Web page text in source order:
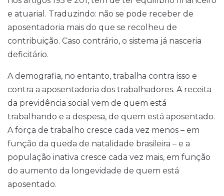
e atuarial. Traduzindo: não se pode receber de
aposentadoria mais do que se recolheu de
contribuição. Caso contrário, o sistema já nasceria
deficitário.
A demografia, no entanto, trabalha contra isso e
contra a aposentadoria dos trabalhadores. A receita
da previdência social vem de quem está
trabalhando e a despesa, de quem está aposentado.
A força de trabalho cresce cada vez menos – em
função da queda de natalidade brasileira – e a
população inativa cresce cada vez mais, em função
do aumento da longevidade de quem está
aposentado.